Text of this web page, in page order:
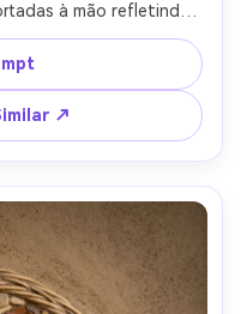
à mão refletindo
vibrante com
bordo de corações e
reflexos de azulejo
vertical ideal para
de campo rasa --
↗